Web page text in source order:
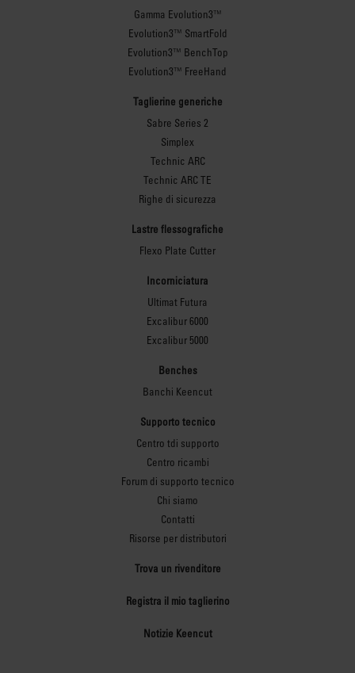
Gamma Evolution3™
Evolution3™ SmartFold
Evolution3™ BenchTop
Evolution3™ FreeHand
Taglierine generiche
Sabre Series 2
Simplex
Technic ARC
Technic ARC TE
Righe di sicurezza
Lastre flessografiche
Flexo Plate Cutter
Incorniciatura
Ultimat Futura
Excalibur 6000
Excalibur 5000
Benches
Banchi Keencut
Supporto tecnico
Centro tdi supporto
Centro ricambi
Forum di supporto tecnico
Chi siamo
Contatti
Risorse per distributori
Trova un rivenditore
Registra il mio taglierino
Notizie Keencut